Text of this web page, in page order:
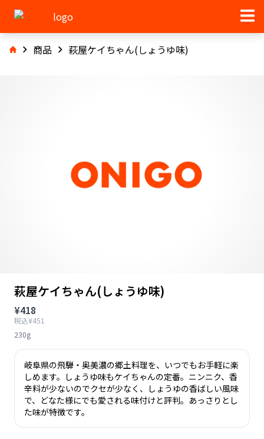
商品 萩屋ケイちゃん(しょうゆ味)
萩屋ケイちゃん(しょうゆ味)
¥418
税込¥451
230g
岐阜県の飛騨・奥美濃の郷土料理を、いつでもお手軽に楽
しめます。しょうゆ味もケイちゃんの定番。ニンニク、香
辛料が少ないのでクセが少なく、しょうゆの香ばしい風味
で、どなた様にでも愛される味付けと評判。あっさりとし
た味が特徴です。